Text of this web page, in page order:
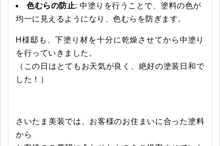
色むらの防止: 中塗りを行うことで、塗料の色が
均一に見えるようになり、色むらを防ぎます。
H様邸も、下塗り材を十分に乾燥させてから中塗り
を行っていきました。
（この日はとてもお天気が良く、絶好の塗装日和で
した！）
さいたま美装では、お客様のお住まいに合った塗料
から